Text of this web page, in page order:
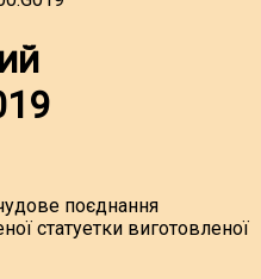
поєднання
статуетки виготовленої